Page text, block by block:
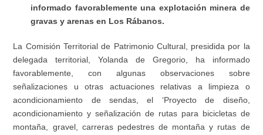
informado favorablemente una explotación minera de
gravas y arenas en Los Rábanos.
La Comisión Territorial de Patrimonio Cultural, presidida por la
delegada territorial, Yolanda de Gregorio, ha informado
favorablemente, con algunas observaciones sobre
señalizaciones u otras actuaciones relativas a limpieza o
acondicionamiento de sendas, el ‘Proyecto de diseño,
acondicionamiento y señalización de rutas para bicicletas de
montaña, gravel, carreras pedestres de montaña y rutas de